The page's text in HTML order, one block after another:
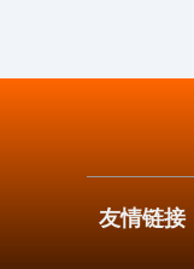
友情链接